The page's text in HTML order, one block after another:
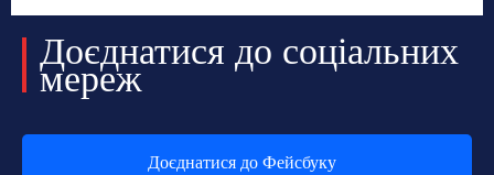
Доєднатися до соціальних
мереж
Доєднатися до Фейсбуку